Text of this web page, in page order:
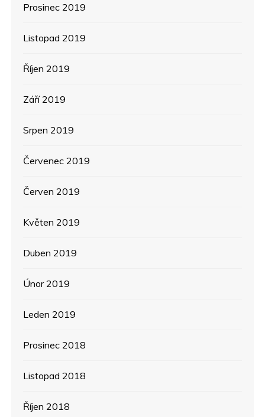
Prosinec 2019
Listopad 2019
Říjen 2019
Září 2019
Srpen 2019
Červenec 2019
Červen 2019
Květen 2019
Duben 2019
Únor 2019
Leden 2019
Prosinec 2018
Listopad 2018
Říjen 2018